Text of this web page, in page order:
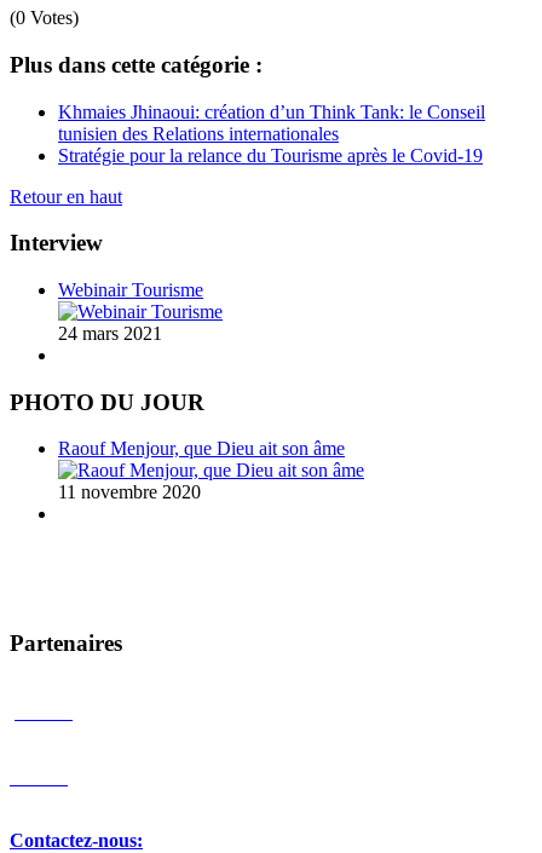
(0 Votes)
Plus dans cette catégorie :
Khmaies Jhinaoui: création d’un Think Tank: le Conseil
tunisien des Relations internationales
Stratégie pour la relance du Tourisme après le Covid-19
Retour en haut
Interview
Webinair Tourisme
24 mars 2021
PHOTO DU JOUR
Raouf Menjour, que Dieu ait son âme
11 novembre 2020
Partenaires
Contactez-nous: